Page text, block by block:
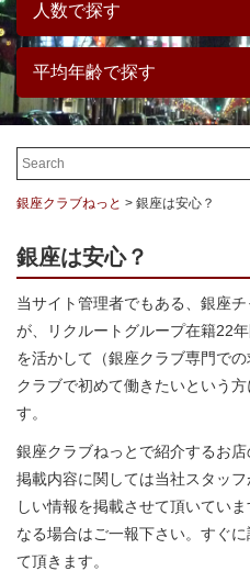
人数で探す
平均年齢で探す
銀座クラブねっと > 銀座は安心？
銀座は安心？
当サイト管理者でもある、銀座
が、リクルートグループ在籍22
を活かして（銀座クラブ専門で
クラブで初めて働きたいという
す。
銀座クラブねっとで紹介するお
掲載内容に関しては当社スタッ
しい情報を掲載させて頂いてい
なる場合はご一報下さい。すぐ
て頂きます。